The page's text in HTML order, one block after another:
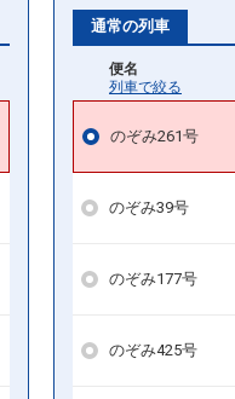
通常の列車
便名
列車で絞る
のぞみ261号
のぞみ39号
のぞみ177号
のぞみ425号